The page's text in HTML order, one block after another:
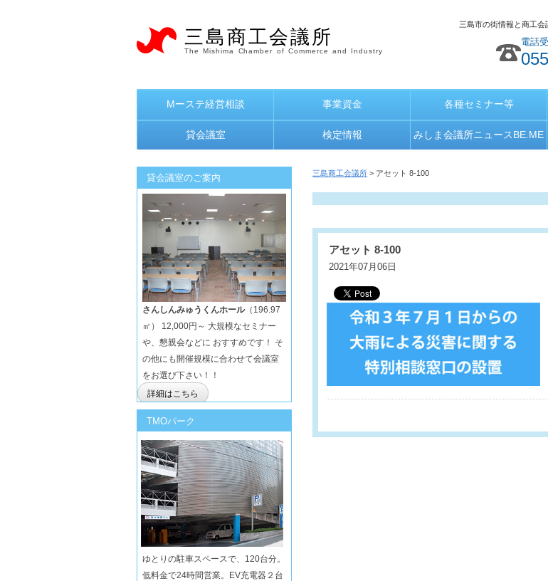
三島商工会議所
The Mishima Chamber of Commerce and Industry
三島市の街情報と商工会
電話
Mーステ経営相談 事業資金 各種セミナー等
貸会議室 検定情報 みしま会議所ニュースBE.ME
三島商工会議所 > アセット 8-100
アセット 8-100
2021年07月06日
貸会議室のご案内
さんしんみゅうくんホール（196.97
㎡） 12,000円～ 大規模なセミナー
や、懇親会などに おすすめです！ そ
の他にも開催規模に合わせて会議室
をお選び下さい！！
詳細はこちら
TMOパーク
ゆとりの駐車スペースで、120台分。
低料金で24時間営業。EV充電器２台